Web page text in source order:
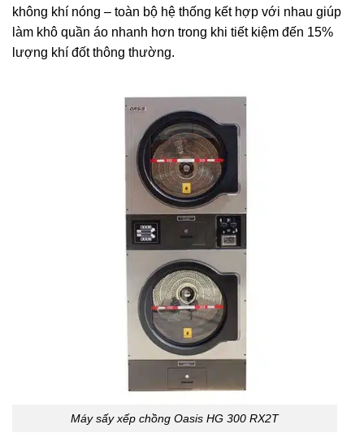
không khí nóng – toàn bộ hệ thống kết hợp với nhau giúp
làm khô quần áo nhanh hơn trong khi tiết kiệm đến 15%
lượng khí đốt thông thường.
Máy sấy xếp chồng Oasis HG 300 RX2T